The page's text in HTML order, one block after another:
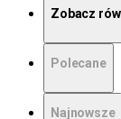
Zobacz
Polecane
Najnowsze